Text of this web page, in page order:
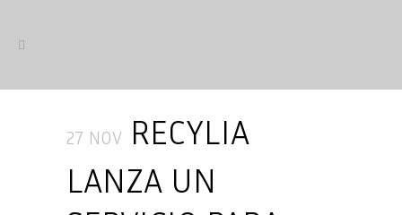
27 NOV RECYLIA
LANZA UN